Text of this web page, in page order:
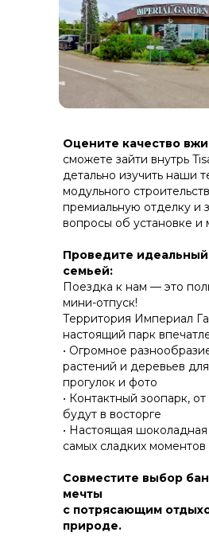
Оцените качество
сможете зайти внутрь
детально изучить наши
модульного
премиальную отделку и
вопросы об установке и
Проведите
семьей:
Поездка к нам — это
мини-отпуск!
Территория Империал
настоящий парк
• Огромное
растений и деревьев
прогулок и фото
• Контактный зоопарк,
будут в восторгe
• Настоящая
самых сладких моментов
Совместите выбор
мечты
с потрясающим
природе.
(дерево-полимерный
скрытом крепеже.
ПРАКТИЧНОСТЬ И ЗАЩИТА ОТ
КОНСТРУКТИВ И
ЭНЕРГОЭФФЕКТИВНОСТЬ